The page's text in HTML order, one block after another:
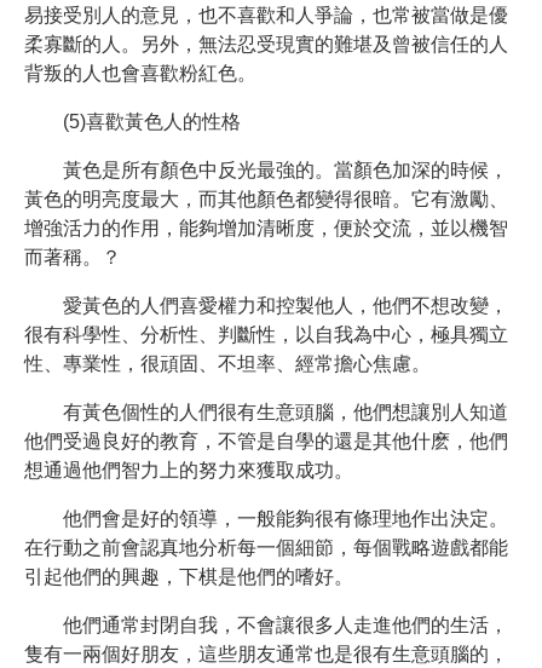
易接受別人的意見，也不喜歡和人爭論，也常被當做是優
柔寡斷的人。另外，無法忍受現實的難堪及曾被信任的人
背叛的人也會喜歡粉紅色。
(5)喜歡黃色人的性格
黃色是所有顏色中反光最強的。當顏色加深的時候，
黃色的明亮度最大，而其他顏色都變得很暗。它有激勵、
增強活力的作用，能夠增加清晰度，便於交流，並以機智
而著稱。？
愛黃色的人們喜愛權力和控製他人，他們不想改變，
很有科學性、分析性、判斷性，以自我為中心，極具獨立
性、專業性，很頑固、不坦率、經常擔心焦慮。
有黃色個性的人們很有生意頭腦，他們想讓別人知道
他們受過良好的教育，不管是自學的還是其他什麽，他們
想通過他們智力上的努力來獲取成功。
他們會是好的領導，一般能夠很有條理地作出決定。
在行動之前會認真地分析每一個細節，每個戰略遊戲都能
引起他們的興趣，下棋是他們的嗜好。
他們通常封閉自我，不會讓很多人走進他們的生活，
隻有一兩個好朋友，這些朋友通常也是很有生意頭腦的，